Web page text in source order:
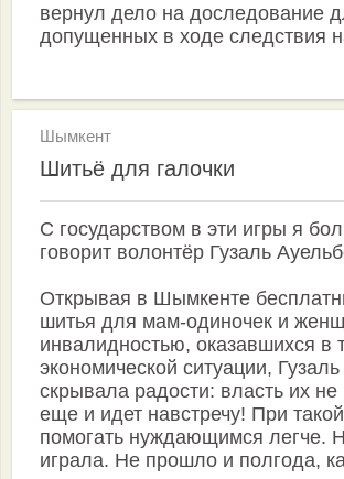
вернул дело на доследование
допущенных в ходе следствия
Шымкент
Шитьё для галочки
С государством в эти игры я
говорит волонтёр Гузаль
Открывая в Шымкенте
шитья для мам-одиночек и
инвалидностью, оказавшихся в
экономической ситуации,
скрывала радости: власть их
еще и идет навстречу! При
помогать нуждающимся легче.
играла. Не прошло и полгода,